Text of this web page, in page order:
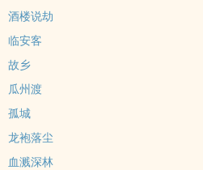
酒楼说劫
临安客
故乡
瓜州渡
孤城
龙袍落尘
血溅深林